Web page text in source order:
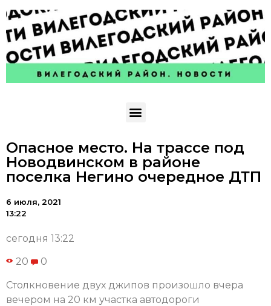
Опасное место. На трассе под
Новодвинском в районе
поселка Негино очередное ДТП
6 июля, 2021
13:22
сегодня 13:22
20 0
Столкновение двух джипов произошло вчера
вечером на 20 км участка автодороги